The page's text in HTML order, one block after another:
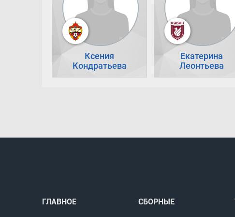
Ксения
Кондратьева
Екатерина
Леонтьева
ГЛАВНОЕ СБОРНЫЕ